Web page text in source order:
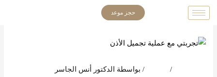
تخطي
إلى
حجز موعد
/ / بواسطة الدكتور أنس الجاسر